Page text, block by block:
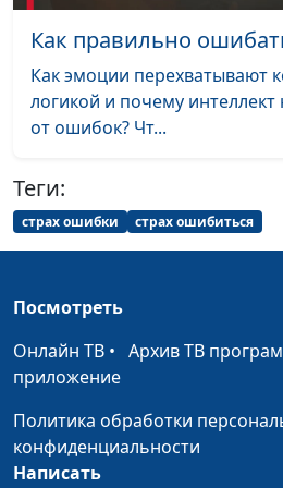
Брак по расчету или по
любви: к чему
стремиться?
партнёре?
Как связаны тело,
Амбициозность и
совместимы?
Как правильно
Как эмоции перехватывают
логикой и почему
от ошибок? Чт...
Теги:
страх ошибки страх ошибиться
Посмотреть
Онлайн ТВ • Архив ТВ
приложение
Политика обработки
конфиденциальности
Написать